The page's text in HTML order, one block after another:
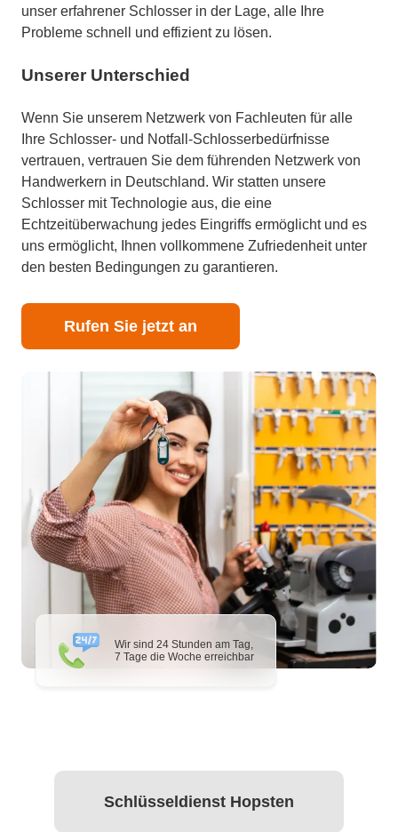
Wir sind 24 Stunden am Tag,
7 Tage die Woche erreichbar
unser erfahrener Schlosser in der Lage, alle Ihre
Probleme schnell und effizient zu lösen.
Unserer Unterschied
Wenn Sie unserem Netzwerk von Fachleuten für alle
Ihre Schlosser- und Notfall-Schlosserbedürfnisse
vertrauen, vertrauen Sie dem führenden Netzwerk von
Handwerkern in Deutschland. Wir statten unsere
Schlosser mit Technologie aus, die eine
Echtzeitüberwachung jedes Eingriffs ermöglicht und es
uns ermöglicht, Ihnen vollkommene Zufriedenheit unter
den besten Bedingungen zu garantieren.
Rufen Sie jetzt an
Schlüsseldienst Hopsten